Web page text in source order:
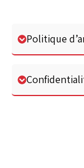
Politique